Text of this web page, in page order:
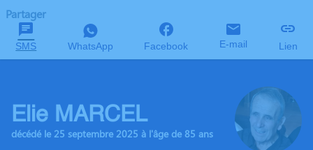
Partager
SMS WhatsApp Facebook E-mail Lien
Elie MARCEL
décédé le 25 septembre 2025 à l'âge de 85 ans